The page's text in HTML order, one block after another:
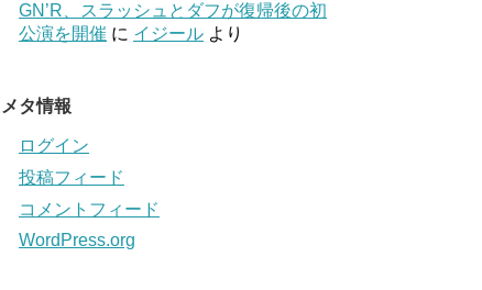
GN’R、スラッシュとダフが復帰後の初
公演を開催 に イジール より
メタ情報
ログイン
投稿フィード
コメントフィード
WordPress.org